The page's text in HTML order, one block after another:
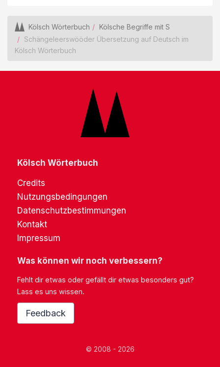
Kölsch Wörterbuch
Kölsche Begriffe mit S
Schängeleerswööder Übersetzung auf Deutsch im
Kölsch Wörterbuch
Kölsch Wörterbuch
Credits
Nutzungsbedingungen
Datenschutzbestimmungen
Kontakt
Impressum
Was können wir noch verbessern?
Fehlt dir etwas oder gefällt dir etwas besonders gut?
Lass es uns wissen.
Feedback
© 2008 - 2026